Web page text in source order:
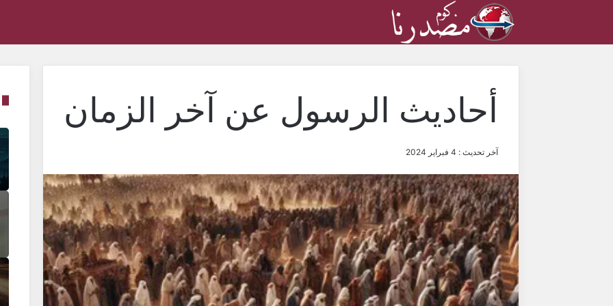
أحاديث الرسول عن آخر الزمان
آخر تحديث : 4 فبراير 2024